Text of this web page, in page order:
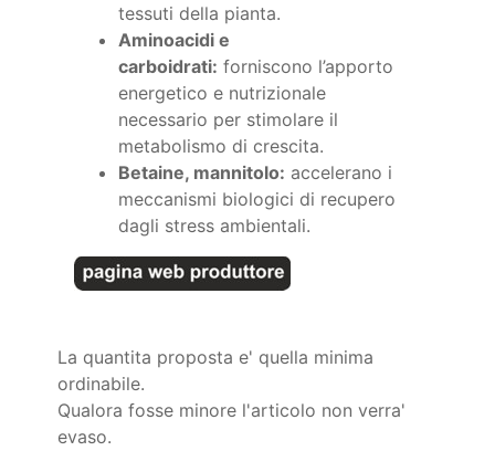
tessuti della pianta.
Aminoacidi e
carboidrati: forniscono l’apporto
energetico e nutrizionale
necessario per stimolare il
metabolismo di crescita.
Betaine, mannitolo: accelerano i
meccanismi biologici di recupero
dagli stress ambientali.
La quantita proposta e' quella minima
ordinabile.
Qualora fosse minore l'articolo non verra'
evaso.